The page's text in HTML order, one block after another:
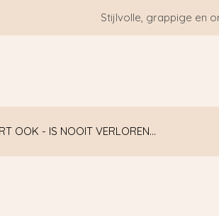
Stijlvolle, grappige en
OOK - IS NOOIT VERLOREN...